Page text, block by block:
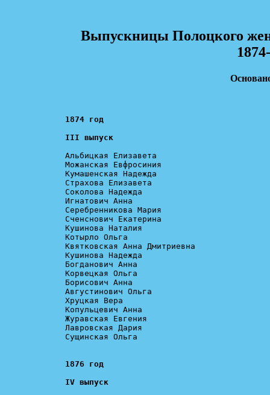
Выпускницы Полоцкого
III выпуск
Альбицкая Елизавета
Можанская Евфросиния
Кумашенская Надежда
Страхова Елизавета
Соколова Надежда
Игнатович Анна
Серебренникова Мария
Сченснович Екатерина
Кушинова Наталия
Котырло Ольга
Квятковская Анна Дмитриевна
Кушинова Надежда
Богданович Анна
Корвецкая Ольга
Борисович Анна
Августинович Ольга
Хруцкая Вера
Копульцевич Анна
Журавская Евгения
Лавровская Дария
Сущинская Ольга
IV выпуск